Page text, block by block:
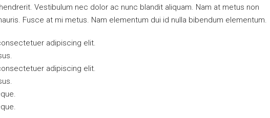
Vestibulum nec dolor ac nunc blandit aliquam. Nam at metus non
Fusce at mi metus. Nam elementum dui id nulla bibendum elementum.
adipiscing elit.
adipiscing elit.